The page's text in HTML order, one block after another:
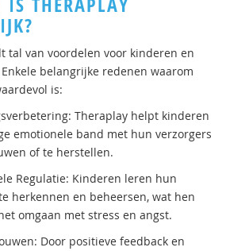
tal van voordelen voor kinderen en
belangrijke redenen waarom
is:
Theraplay helpt kinderen
emotionele band met hun verzorgers
of te herstellen.
Regulatie: Kinderen leren hun
herkennen en beheersen, wat hen
omgaan met stress en angst.
Door positieve feedback en